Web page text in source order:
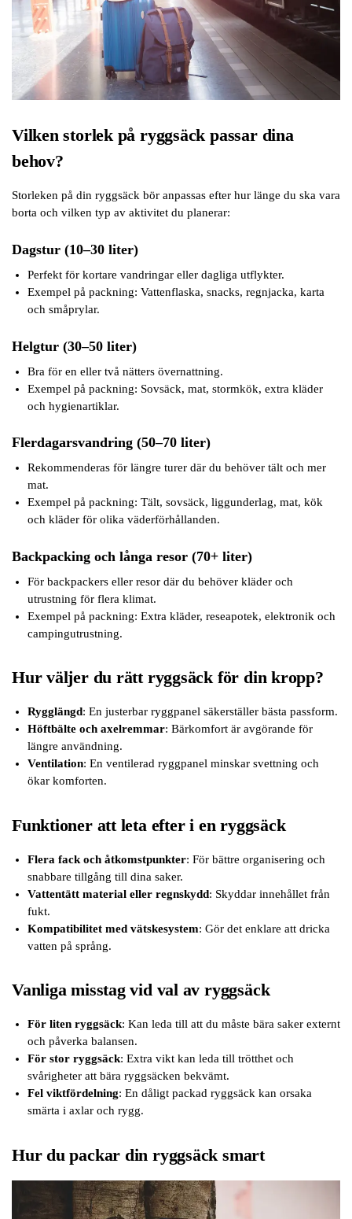
Vilken storlek på ryggsäck passar dina
behov?
Storleken på din ryggsäck bör anpassas efter hur länge du ska vara
borta och vilken typ av aktivitet du planerar:
Dagstur (10–30 liter)
Perfekt för kortare vandringar eller dagliga utflykter.
Exempel på packning: Vattenflaska, snacks, regnjacka, karta
och småprylar.
Helgtur (30–50 liter)
Bra för en eller två nätters övernattning.
Exempel på packning: Sovsäck, mat, stormkök, extra kläder
och hygienartiklar.
Flerdagarsvandring (50–70 liter)
Rekommenderas för längre turer där du behöver tält och mer
mat.
Exempel på packning: Tält, sovsäck, liggunderlag, mat, kök
och kläder för olika väderförhållanden.
Backpacking och långa resor (70+ liter)
För backpackers eller resor där du behöver kläder och
utrustning för flera klimat.
Exempel på packning: Extra kläder, reseapotek, elektronik och
campingutrustning.
Hur väljer du rätt ryggsäck för din kropp?
Rygglängd: En justerbar ryggpanel säkerställer bästa passform.
Höftbälte och axelremmar: Bärkomfort är avgörande för
längre användning.
Ventilation: En ventilerad ryggpanel minskar svettning och
ökar komforten.
Funktioner att leta efter i en ryggsäck
Flera fack och åtkomstpunkter: För bättre organisering och
snabbare tillgång till dina saker.
Vattentätt material eller regnskydd: Skyddar innehållet från
fukt.
Kompatibilitet med vätskesystem: Gör det enklare att dricka
vatten på språng.
Vanliga misstag vid val av ryggsäck
För liten ryggsäck: Kan leda till att du måste bära saker externt
och påverka balansen.
För stor ryggsäck: Extra vikt kan leda till trötthet och
svårigheter att bära ryggsäcken bekvämt.
Fel viktfördelning: En dåligt packad ryggsäck kan orsaka
smärta i axlar och rygg.
Hur du packar din ryggsäck smart